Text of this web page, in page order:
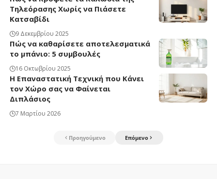
Τηλεόρασης Χωρίς να Πιάσετε
Κατσαβίδι
9 Δεκεμβρίου 2025
Πώς να καθαρίσετε αποτελεσματικά
το μπάνιο: 5 συμβουλές
16 Οκτωβρίου 2025
Η Επαναστατική Τεχνική που Κάνει
τον Χώρο σας να Φαίνεται
Διπλάσιος
7 Μαρτίου 2026
Προηγούμενο Επόμενο